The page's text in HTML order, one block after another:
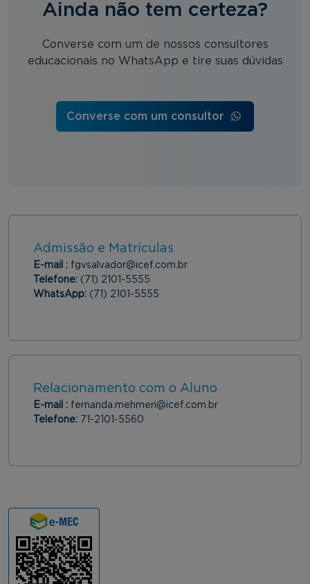
Ainda não tem certeza?
Converse com um de nossos consultores
educacionais no WhatsApp e tire suas dúvidas
Converse com um consultor
Admissão e Matrículas
E-mail : fgvsalvador@icef.com.br
Telefone: (71) 2101-5555
WhatsApp: (71) 2101-5555
Relacionamento com o Aluno
E-mail : fernanda.mehmeri@icef.com.br
Telefone: 71-2101-5560